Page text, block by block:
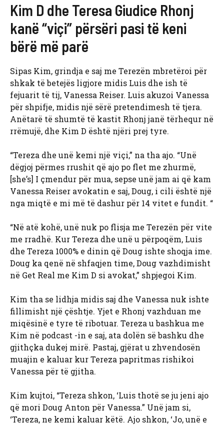
Kim D dhe Teresa Giudice Rhonj
kanë “viçi” përsëri pasi të keni
bërë më parë
Sipas Kim, grindja e saj me Terezën mbretëroi për
shkak të betejës ligjore midis Luis dhe ish të
fejuarit të tij, Vanessa Reiser. Luis akuzoi Vanessa
për shpifje, midis një sërë pretendimesh të tjera.
Anëtarë të shumtë të kastit Rhonj janë tërhequr në
rrëmujë, dhe Kim D është njëri prej tyre.
“Tereza dhe unë kemi një viçi,” na tha ajo. “Unë
dëgjoj përmes rrushit që ajo po flet me zhurmë,
[she’s] I çmendur për mua, sepse unë jam ai që kam
Vanessa Reiser avokatin e saj, Doug, i cili është një
nga miqtë e mi më të dashur për 14 vitet e fundit. “
“Në atë kohë, unë nuk po flisja me Terezën për vite
me rradhë. Kur Tereza dhe unë u përpoqëm, Luis
dhe Tereza 1000% e dinin që Doug ishte shoqja ime.
Doug ka qenë në shfaqjen time, Doug vazhdimisht
në Get Real me Kim D si avokat,” shpjegoi Kim.
Kim tha se lidhja midis saj dhe Vanessa nuk ishte
fillimisht një çështje. Yjet e Rhonj vazhduan me
miqësinë e tyre të ribotuar. Tereza u bashkua me
Kim në podcast -in e saj, ata dolën së bashku dhe
gjithçka dukej mirë. Pastaj, gjërat u zhvendosën
muajin e kaluar kur Tereza papritmas rishikoi
Vanessa për të gjitha.
Kim kujtoi, “Tereza shkon, ‘Luis thotë se ju jeni ajo
që mori Doug Anton për Vanessa.” Unë jam si,
‘Tereza, ne kemi kaluar këtë. Ajo shkon, ‘Jo, unë e